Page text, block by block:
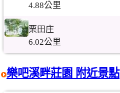
4.88公里
栗田庄
6.02公里
樂吧溪畔莊園 附近景點